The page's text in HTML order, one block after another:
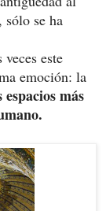
sólo se ha
este
emoción: la
más